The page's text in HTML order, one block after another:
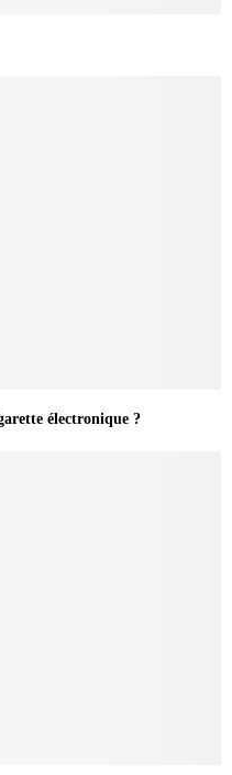
électronique ?